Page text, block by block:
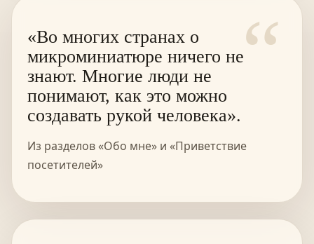
“
«Во многих странах о
микроминиатюре ничего не
знают. Многие люди не
понимают, как это можно
создавать рукой человека».
Из разделов «Обо мне» и «Приветствие
посетителей»